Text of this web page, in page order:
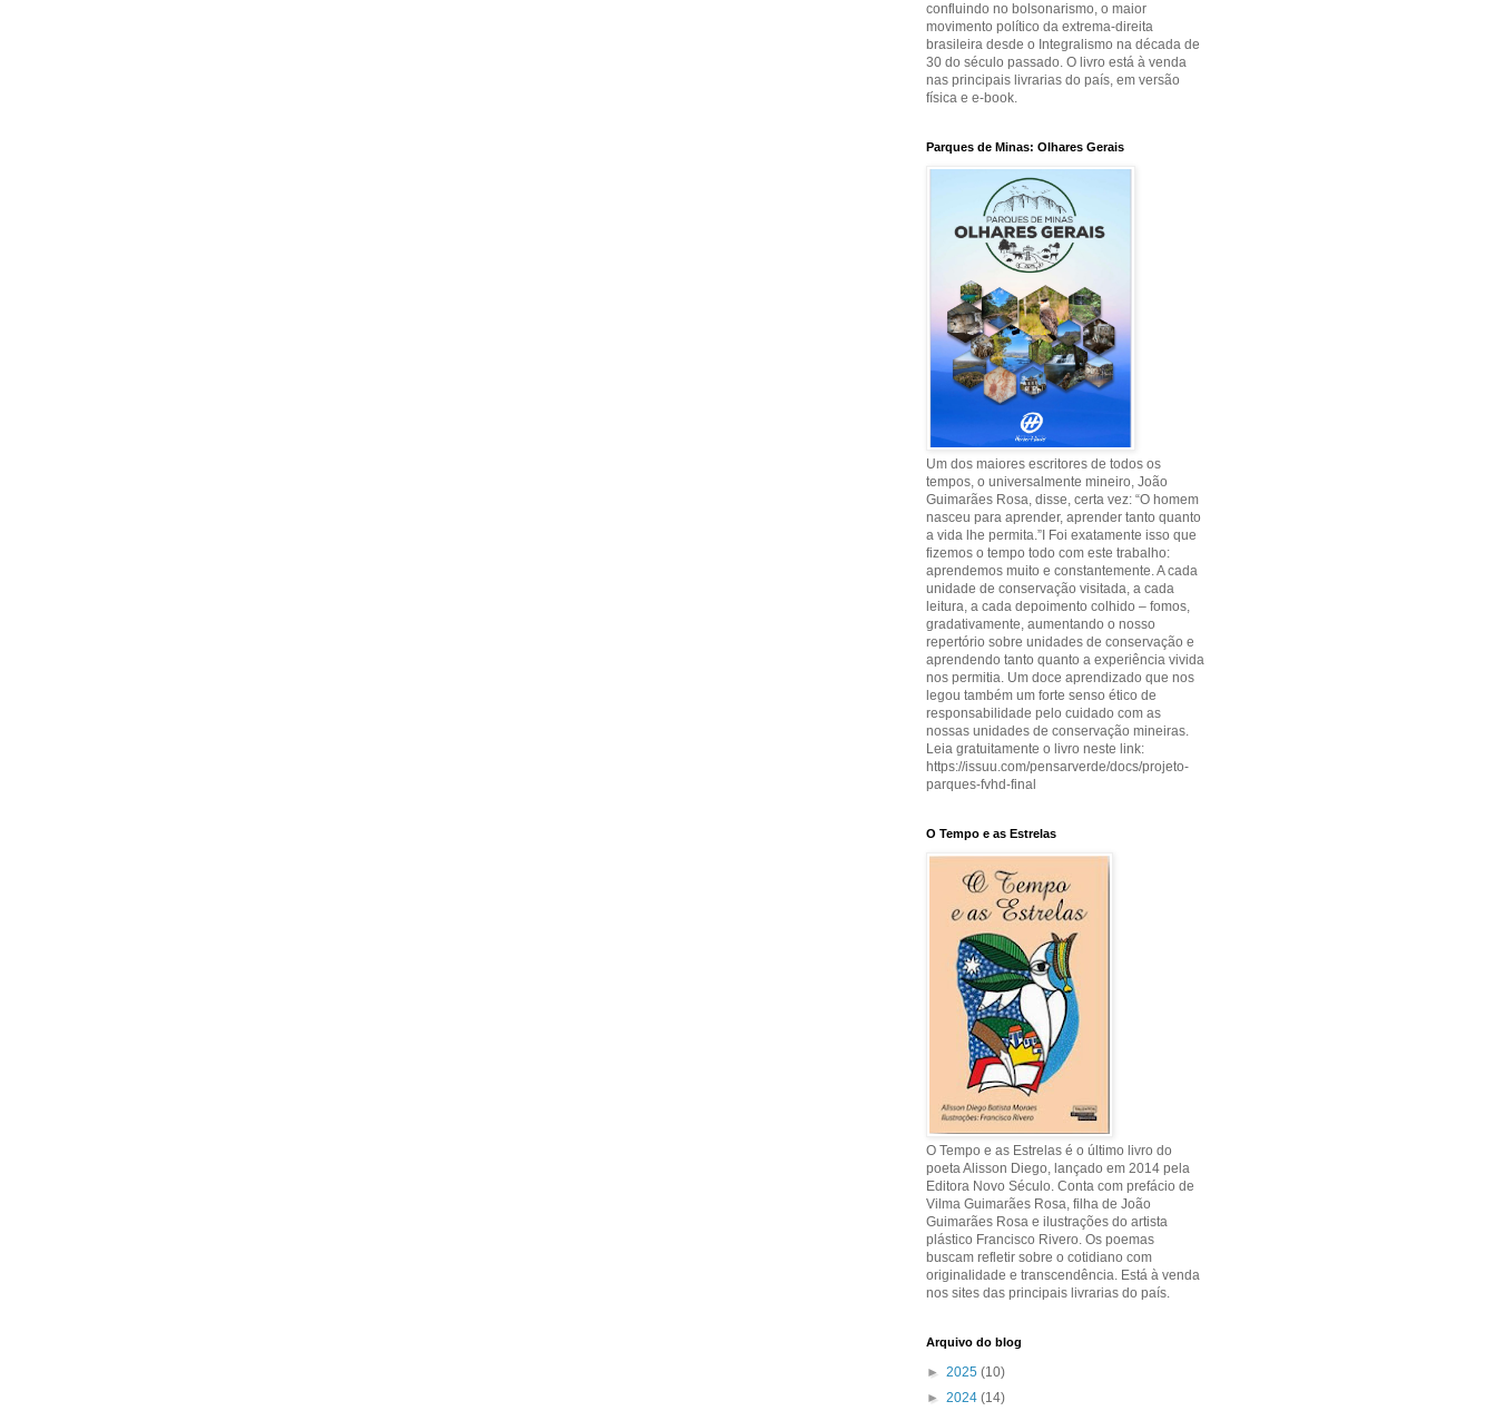
confluindo no bolsonarismo, o maior
movimento político da extrema-direita
brasileira desde o Integralismo na década de
30 do século passado. O livro está à venda
nas principais livrarias do país, em versão
física e e-book.
Parques de Minas: Olhares Gerais
Um dos maiores escritores de todos os
tempos, o universalmente mineiro, João
Guimarães Rosa, disse, certa vez: “O homem
nasceu para aprender, aprender tanto quanto
a vida lhe permita.”I Foi exatamente isso que
fizemos o tempo todo com este trabalho:
aprendemos muito e constantemente. A cada
unidade de conservação visitada, a cada
leitura, a cada depoimento colhido – fomos,
gradativamente, aumentando o nosso
repertório sobre unidades de conservação e
aprendendo tanto quanto a experiência vivida
nos permitia. Um doce aprendizado que nos
legou também um forte senso ético de
responsabilidade pelo cuidado com as
nossas unidades de conservação mineiras.
Leia gratuitamente o livro neste link:
https://issuu.com/pensarverde/docs/projeto-
parques-fvhd-final
O Tempo e as Estrelas
O Tempo e as Estrelas é o último livro do
poeta Alisson Diego, lançado em 2014 pela
Editora Novo Século. Conta com prefácio de
Vilma Guimarães Rosa, filha de João
Guimarães Rosa e ilustrações do artista
plástico Francisco Rivero. Os poemas
buscam refletir sobre o cotidiano com
originalidade e transcendência. Está à venda
nos sites das principais livrarias do país.
Arquivo do blog
► 2025 (10)
► 2024 (14)